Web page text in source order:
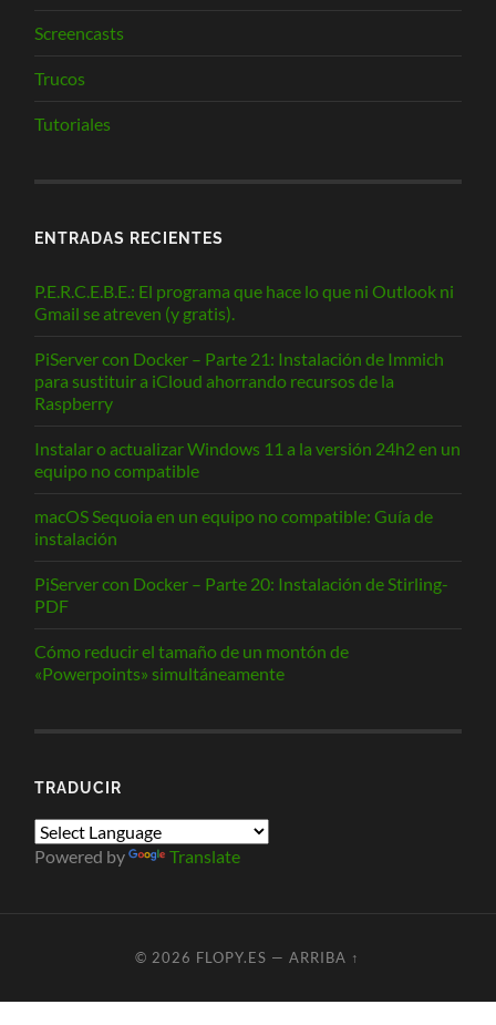
Screencasts
Trucos
Tutoriales
ENTRADAS RECIENTES
P.E.R.C.E.B.E.: El programa que hace lo que ni Outlook ni
Gmail se atreven (y gratis).
PiServer con Docker – Parte 21: Instalación de Immich
para sustituir a iCloud ahorrando recursos de la
Raspberry
Instalar o actualizar Windows 11 a la versión 24h2 en un
equipo no compatible
macOS Sequoia en un equipo no compatible: Guía de
instalación
PiServer con Docker – Parte 20: Instalación de Stirling-
PDF
Cómo reducir el tamaño de un montón de
«Powerpoints» simultáneamente
TRADUCIR
Powered by Translate
© 2026 FLOPY.ES —ARRIBA ↑